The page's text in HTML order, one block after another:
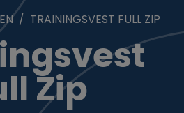
TRAININGSVEST FULL ZIP
Zip